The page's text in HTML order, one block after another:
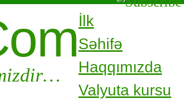
İlk
Səhifə
Haqqımızda
Valyuta kursu